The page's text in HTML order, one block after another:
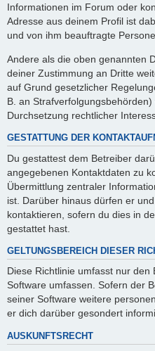
Informationen im Forum oder
Adresse aus deinem Profil ist
und von ihm beauftragte
Andere als die oben genannten
deiner Zustimmung an Dritte
auf Grund gesetzlicher
B. an
Durchsetzung rechtlicher
GESTATTUNG DER
Du gestattest dem Betreiber
angegebenen Kontaktdaten zu
Übermittlung zentraler
ist. Darüber hinaus dürfen er
kontaktieren, sofern du dies in
gestattet hast.
GELTUNGSBEREICH DIESER
Diese Richtlinie umfasst nur
Software umfassen. Sofern der
seiner Software weitere
er dich darüber gesondert
AUSKUNFTSRECHT